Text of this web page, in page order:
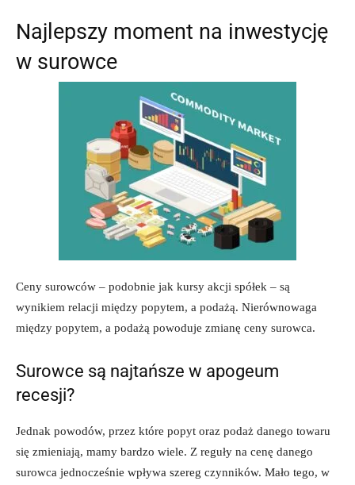
Najlepszy moment na inwestycję
w surowce
Ceny surowców – podobnie jak kursy akcji spółek – są
wynikiem relacji między popytem, a podażą. Nierównowaga
między popytem, a podażą powoduje zmianę ceny surowca.
Surowce są najtańsze w apogeum
recesji?
Jednak powodów, przez które popyt oraz podaż danego towaru
się zmieniają, mamy bardzo wiele. Z reguły na cenę danego
surowca jednocześnie wpływa szereg czynników. Mało tego, w